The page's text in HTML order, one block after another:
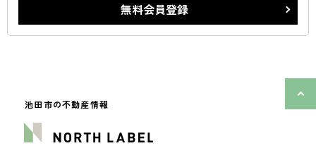
無料会員登録
池田市の不動産情報